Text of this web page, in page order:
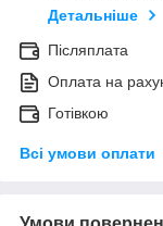
Детальніше
Післяплата
Оплата на
Готівкою
Всі умови оплати